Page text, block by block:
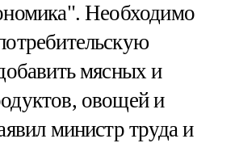
Необходимо
мясных и
овощей и
министр труда и